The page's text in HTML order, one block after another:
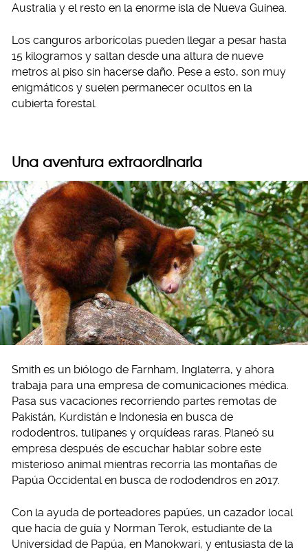
Australia y el resto en la enorme isla de Nueva Guinea.
Los canguros arborícolas pueden llegar a pesar hasta
15 kilogramos y saltan desde una altura de nueve
metros al piso sin hacerse daño. Pese a esto, son muy
enigmáticos y suelen permanecer ocultos en la
cubierta forestal.
Una aventura extraordinaria
Smith es un biólogo de Farnham, Inglaterra, y ahora
trabaja para una empresa de comunicaciones médica.
Pasa sus vacaciones recorriendo partes remotas de
Pakistán, Kurdistán e Indonesia en busca de
rododentros, tulipanes y orquídeas raras. Planeó su
empresa después de escuchar hablar sobre este
misterioso animal mientras recorría las montañas de
Papúa Occidental en busca de rododendros en 2017.
Con la ayuda de porteadores papúes, un cazador local
que hacía de guía y Norman Terok, estudiante de la
Universidad de Papúa, en Manokwari, y entusiasta de la